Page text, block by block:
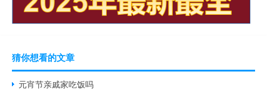
猜你想看的文章
元宵节亲戚家吃饭吗